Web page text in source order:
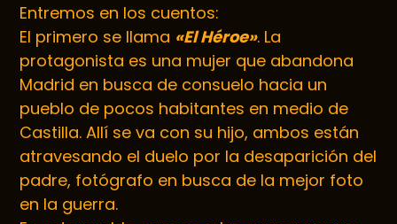
Entremos en los cuentos:
El primero se llama «El Héroe». La
protagonista es una mujer que abandona
Madrid en busca de consuelo hacia un
pueblo de pocos habitantes en medio de
Castilla. Allí se va con su hijo, ambos están
atravesando el duelo por la desaparición del
padre, fotógrafo en busca de la mejor foto
en la guerra.